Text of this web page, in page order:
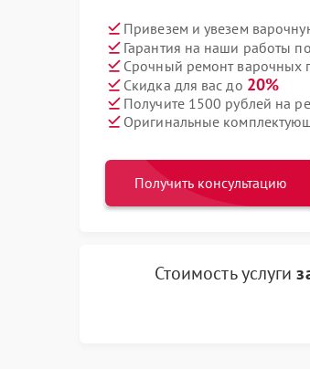
Привезем и увезем
Гарантия на наши работы
Срочный ремонт варочных
Скидка для вас до 20%
Получите 1500 рублей на
Оригинальные
Получить консультацию
Стоимость услуги